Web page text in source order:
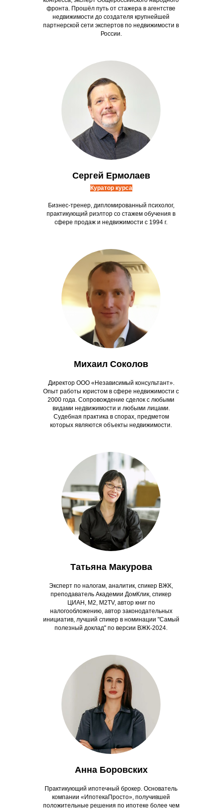
фронта. Прошёл путь от стажера в агентстве
недвижимости до создателя крупнейшей
партнерской сети экспертов по недвижимости в
России.
Сергей Ермолаев
Куратор курса
Бизнес-тренер, дипломированный психолог,
практикующий риэлтор со стажем обучения в
сфере продаж и недвижимости с 1994 г.
Михаил Соколов
Директор ООО «Независимый консультант».
Опыт работы юристом в сфере недвижимости с
2000 года. Сопровождение сделок с любыми
видами недвижимости и любыми лицами.
Судебная практика в спорах, предметом
которых являются объекты недвижимости.
Татьяна Макурова
Эксперт по налогам, аналитик, спикер ВЖК,
преподаватель Академии ДомКлик, спикер
ЦИАН, М2, M2TV, автор книг по
налогообложению, автор законодательных
инициатив, лучший спикер в номинации "Самый
полезный доклад" по версии ВЖК-2024.
Анна Боровских
Практикующий ипотечный брокер. Основатель
компании «ИпотекаПросто», получившей
положительные решения по ипотеке более чем